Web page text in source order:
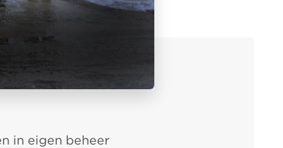
in eigen beheer